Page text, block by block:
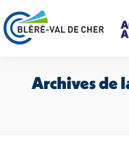
Archives de